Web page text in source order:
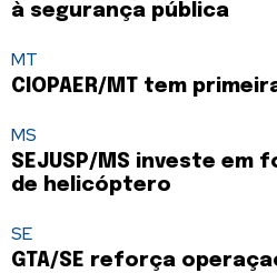
à segurança pública
MT
CIOPAER/MT tem
MS
SEJUSP/MS investe em
de helicóptero
SE
GTA/SE reforça